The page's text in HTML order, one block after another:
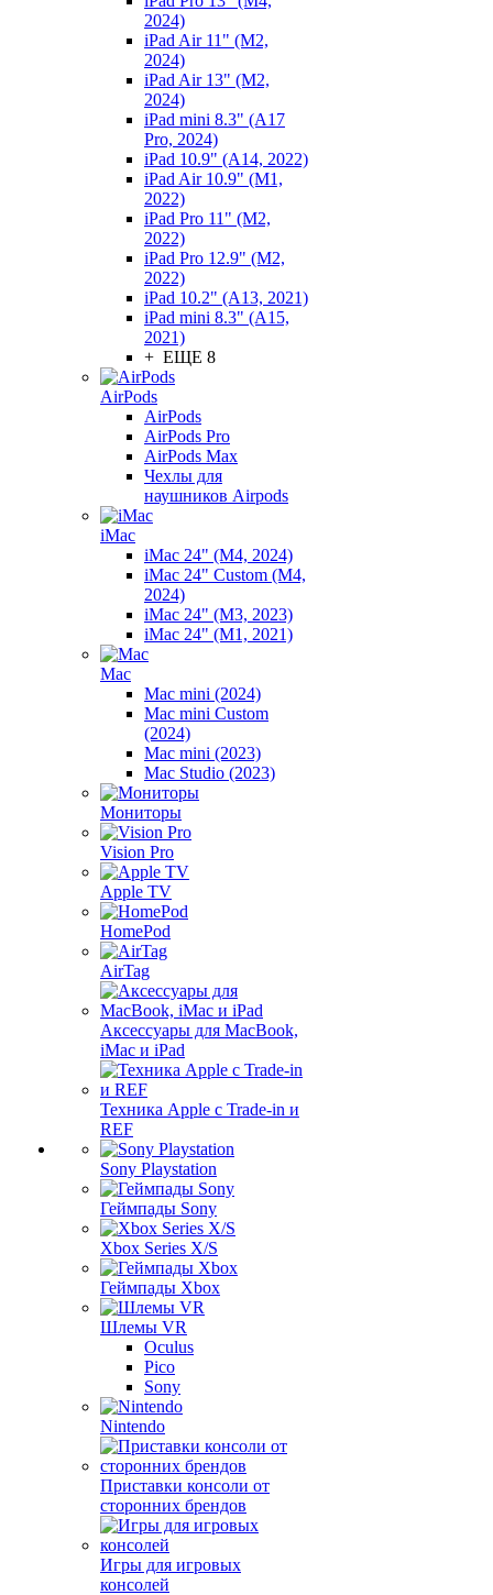
2024)
iPad Air 11" (M2,
2024)
iPad Air 13" (M2,
2024)
iPad mini 8.3" (A17
Pro, 2024)
iPad 10.9" (A14, 2022)
iPad Air 10.9" (M1,
2022)
iPad Pro 11" (M2,
2022)
iPad Pro 12.9" (M2,
2022)
iPad 10.2" (A13, 2021)
iPad mini 8.3" (A15,
2021)
+ ЕЩЕ 8
AirPods
AirPods
AirPods Pro
AirPods Max
Чехлы для
наушников Airpods
iMac
iMac 24" (M4, 2024)
iMac 24" Custom (M4,
2024)
iMac 24" (M3, 2023)
iMac 24" (M1, 2021)
Mac
Mac mini (2024)
Mac mini Custom
(2024)
Mac mini (2023)
Mac Studio (2023)
Мониторы
Vision Pro
Apple TV
HomePod
AirTag
Аксессуары для MacBook,
iMac и iPad
Техника Apple с Trade-in и
REF
Sony Playstation
Геймпады Sony
Xbox Series X/S
Геймпады Xbox
Шлемы VR
Oculus
Pico
Sony
Nintendo
Приставки консоли от
сторонних брендов
Игры для игровых
консолей